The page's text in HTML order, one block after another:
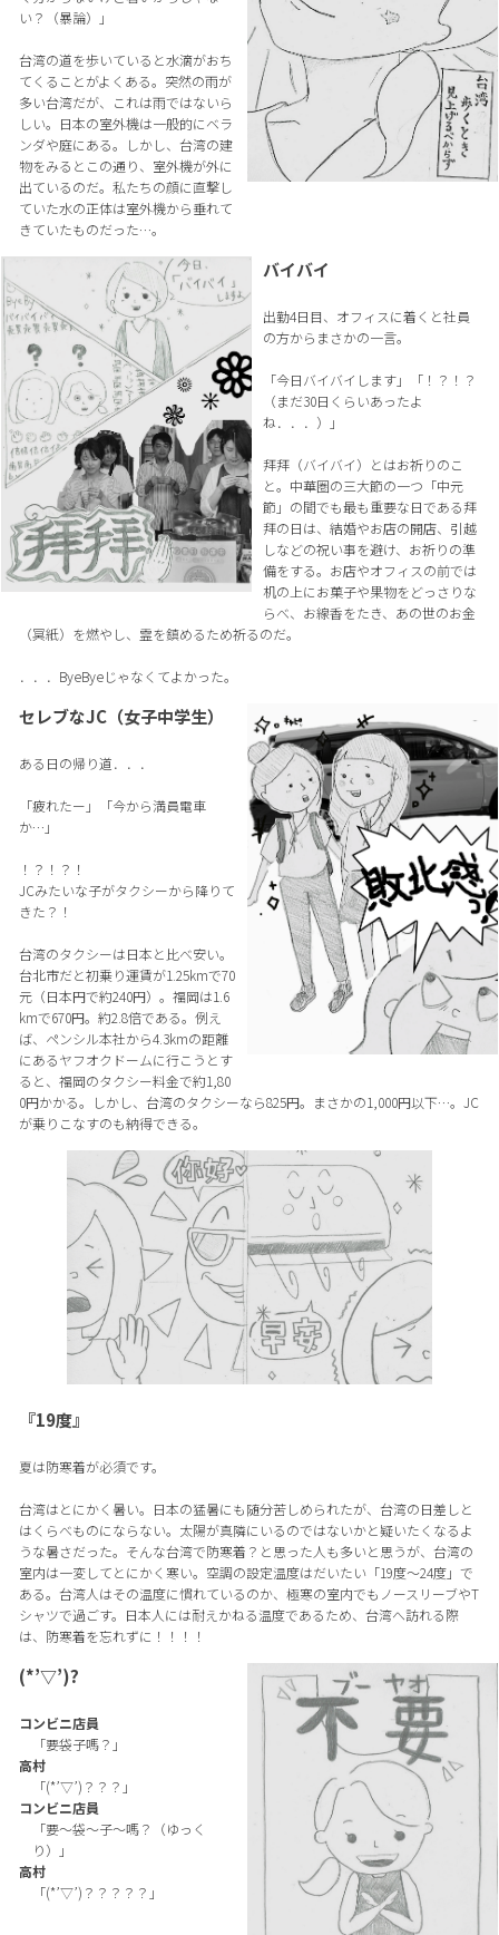
い？（暴論）」
台湾の道を歩いていると水滴がおち
てくることがよくある。突然の雨が
多い台湾だが、これは雨ではないら
しい。日本の室外機は一般的にベラ
ンダや庭にある。しかし、台湾の建
物をみるとこの通り、室外機が外に
出ているのだ。私たちの顔に直撃し
ていた水の正体は室外機から垂れて
きていたものだった…。
バイバイ
出勤4日目、オフィスに着くと社員
の方からまさかの一言。
「今日バイバイします」「！？！？
（まだ30日くらいあったよ
ね．．．）」
拜拜（バイバイ）とはお祈りのこ
と。中華圏の三大節の一つ「中元
節」の間でも最も重要な日である拜
拜の日は、結婚やお店の開店、引越
しなどの祝い事を避け、お祈りの準
備をする。お店やオフィスの前では
机の上にお菓子や果物をどっさりな
らべ、お線香をたき、あの世のお金
（冥紙）を燃やし、霊を鎮めるため祈るのだ。
．．．ByeByeじゃなくてよかった。
セレブなJC（女子中学生）
ある日の帰り道．．．
「疲れたー」「今から満員電車
か…」
！？！？！
JCみたいな子がタクシーから降りて
きた？！
台湾のタクシーは日本と比べ安い。
台北市だと初乗り運賃が1.25kmで70
元（日本円で約240円）。福岡は1.6
kmで670円。約2.8倍である。例え
ば、ペンシル本社から4.3kmの距離
にあるヤフオクドームに行こうとす
ると、福岡のタクシー料金で約1,80
0円かかる。しかし、台湾のタクシーなら825円。まさかの1,000円以下…。JC
が乗りこなすのも納得できる。
『19度』
夏は防寒着が必須です。
台湾はとにかく暑い。日本の猛暑にも随分苦しめられたが、台湾の日差しと
はくらべものにならない。太陽が真隣にいるのではないかと疑いたくなるよ
うな暑さだった。そんな台湾で防寒着？と思った人も多いと思うが、台湾の
室内は一変してとにかく寒い。空調の設定温度はだいたい「19度～24度」で
ある。台湾人はその温度に慣れているのか、極寒の室内でもノースリーブやT
シャツで過ごす。日本人には耐えかねる温度であるため、台湾へ訪れる際
は、防寒着を忘れずに！！！！
(*’▽’)?
コンビニ店員
「要袋子嗎？」
高村
「(*’▽’)？？？」
コンビニ店員
「要～袋～子～嗎？（ゆっく
り）」
高村
「(*’▽’)？？？？？」